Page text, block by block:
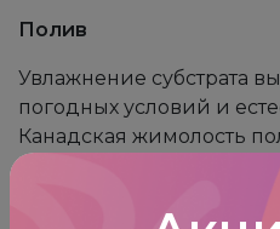
Полив
Увлажнение субстрата
погодных условий и
Канадская жимолость
на достаточное
завязей плодов. В